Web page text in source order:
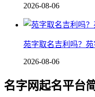
2026-08-06
苑字取名吉利吗？苑
2026-08-06
名字网起名平台